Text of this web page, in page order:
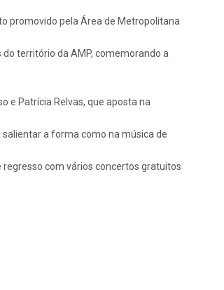
promovido pela Área de Metropolitana
território da AMP, comemorando a
e Patrícia Relvas, que aposta na
a forma como na música de
regresso com vários concertos gratuitos